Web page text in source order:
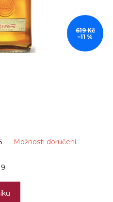
619 Kč
–11 %
Možnosti doručení